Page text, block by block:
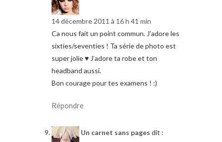
14 décembre 2011 à 16 h 41 min
Ca nous fait un point commun. J’adore les
sixties/seventies ! Ta série de photo est
super jolie ♥ J’adore ta robe et ton
headband aussi.
Bon courage pour tes examens ! :)
Répondre
Un carnet sans pages dit :